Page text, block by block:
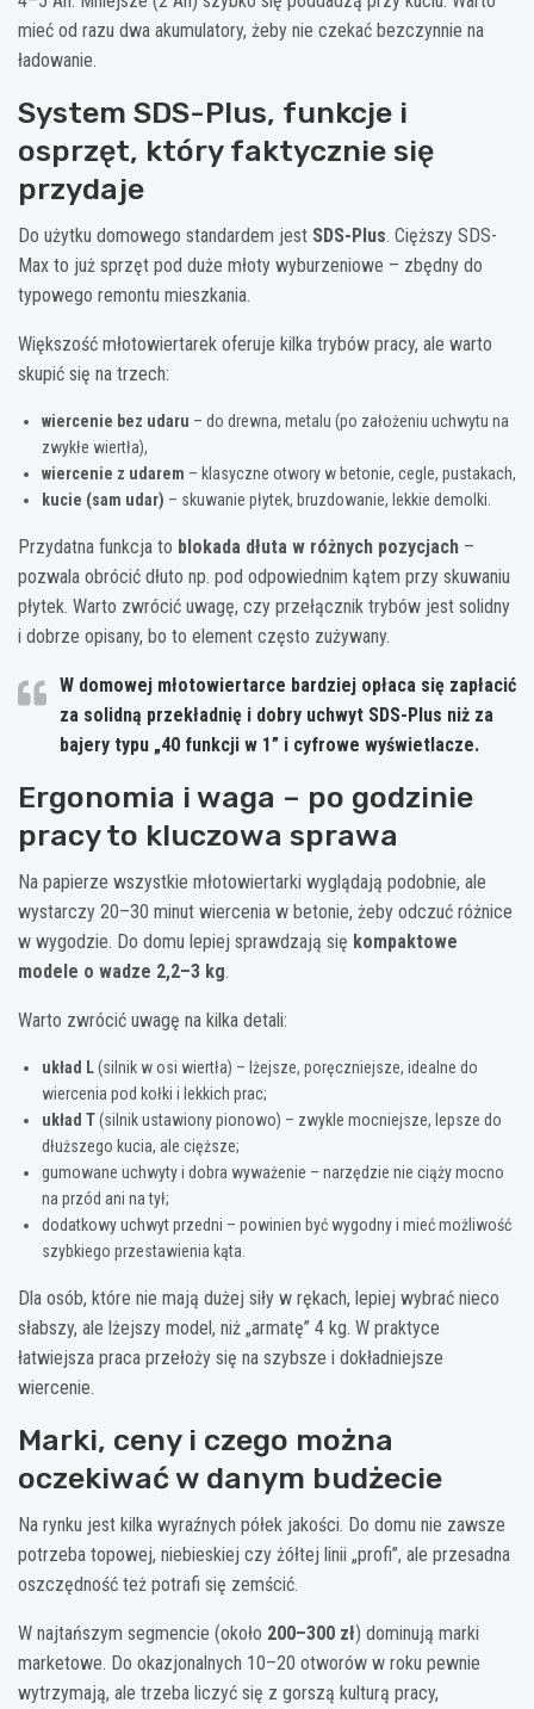
mieć od razu dwa akumulatory, żeby nie czekać bezczynnie na
ładowanie.
System SDS-Plus, funkcje i
osprzęt, który faktycznie się
przydaje
Do użytku domowego standardem jest SDS-Plus. Cięższy SDS-
Max to już sprzęt pod duże młoty wyburzeniowe – zbędny do
typowego remontu mieszkania.
Większość młotowiertarek oferuje kilka trybów pracy, ale warto
skupić się na trzech:
wiercenie bez udaru – do drewna, metalu (po założeniu uchwytu na
zwykłe wiertła),
wiercenie z udarem – klasyczne otwory w betonie, cegle, pustakach,
kucie (sam udar) – skuwanie płytek, bruzdowanie, lekkie demolki.
Przydatna funkcja to blokada dłuta w różnych pozycjach –
pozwala obrócić dłuto np. pod odpowiednim kątem przy skuwaniu
płytek. Warto zwrócić uwagę, czy przełącznik trybów jest solidny
i dobrze opisany, bo to element często zużywany.
W domowej młotowiertarce bardziej opłaca się zapłacić
za solidną przekładnię i dobry uchwyt SDS-Plus niż za
bajery typu „40 funkcji w 1” i cyfrowe wyświetlacze.
Ergonomia i waga – po godzinie
pracy to kluczowa sprawa
Na papierze wszystkie młotowiertarki wyglądają podobnie, ale
wystarczy 20–30 minut wiercenia w betonie, żeby odczuć różnice
w wygodzie. Do domu lepiej sprawdzają się kompaktowe
modele o wadze 2,2–3 kg.
Warto zwrócić uwagę na kilka detali:
układ L(silnik w osi wiertła) – lżejsze, poręczniejsze, idealne do
wiercenia pod kołki i lekkich prac;
układ T(silnik ustawiony pionowo) – zwykle mocniejsze, lepsze do
dłuższego kucia, ale cięższe;
gumowane uchwyty i dobra wyważenie – narzędzie nie ciąży mocno
na przód ani na tył;
dodatkowy uchwyt przedni – powinien być wygodny i mieć możliwość
szybkiego przestawienia kąta.
Dla osób, które nie mają dużej siły w rękach, lepiej wybrać nieco
słabszy, ale lżejszy model, niż „armatę” 4 kg. W praktyce
łatwiejsza praca przełoży się na szybsze i dokładniejsze
wiercenie.
Marki, ceny i czego można
oczekiwać w danym budżecie
Na rynku jest kilka wyraźnych półek jakości. Do domu nie zawsze
potrzeba topowej, niebieskiej czy żółtej linii „profi”, ale przesadna
oszczędność też potrafi się zemścić.
W najtańszym segmencie (około 200–300 zł) dominują marki
marketowe. Do okazjonalnych 10–20 otworów w roku pewnie
wytrzymają, ale trzeba liczyć się z gorszą kulturą pracy,